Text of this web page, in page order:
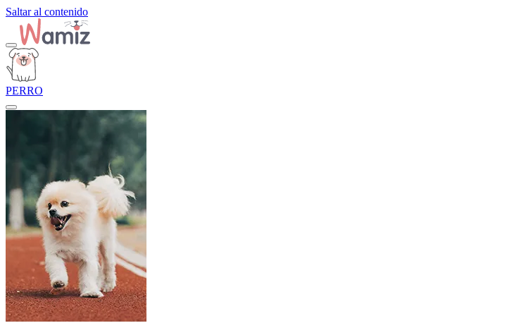
Saltar al contenido
PERRO